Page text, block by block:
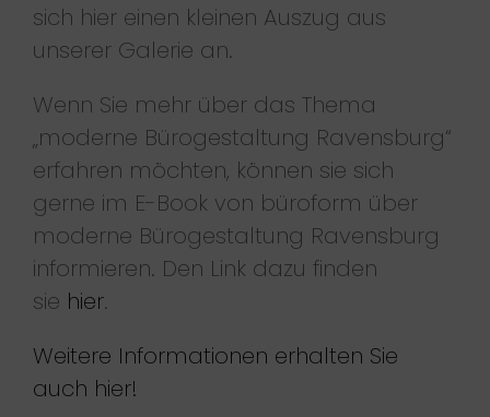
sich hier einen kleinen Auszug aus
unserer Galerie an.
Wenn Sie mehr über das Thema
„moderne Bürogestaltung Ravensburg“
erfahren möchten, können sie sich
gerne im E-Book von büroform über
moderne Bürogestaltung Ravensburg
informieren. Den Link dazu finden
sie hier.
Weitere Informationen erhalten Sie
auch hier!